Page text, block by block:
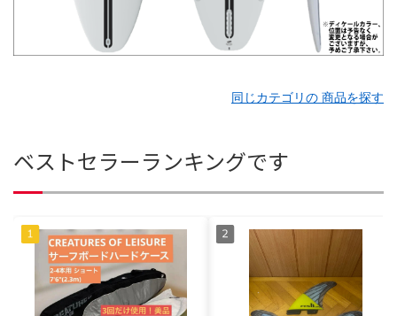
同じカテゴリの 商品を探す
ベストセラーランキングです